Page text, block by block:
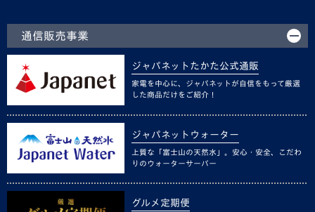
通信販売事業
ジャパネットたかた公式通販
家電を中心に、ジャパネットが自信をもって厳選
した商品だけをご紹介！
ジャパネットウォーター
上質な「富士山の天然水」。安心・安全、こだわ
りのウォーターサーバー
グルメ定期便